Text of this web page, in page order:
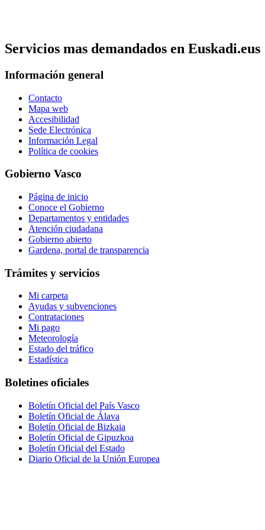
Servicios mas demandados en Euskadi.eus
Información general
Contacto
Mapa web
Accesibilidad
Sede Electrónica
Información Legal
Política de cookies
Gobierno Vasco
Página de inicio
Conoce el Gobierno
Departamentos y entidades
Atención ciudadana
Gobierno abierto
Gardena, portal de transparencia
Trámites y servicios
Mi carpeta
Ayudas y subvenciones
Contrataciones
Mi pago
Meteorología
Estado del tráfico
Estadística
Boletines oficiales
Boletín Oficial del País Vasco
Boletín Oficial de Álava
Boletín Oficial de Bizkaia
Boletín Oficial de Gipuzkoa
Boletín Oficial del Estado
Diario Oficial de la Unión Europea